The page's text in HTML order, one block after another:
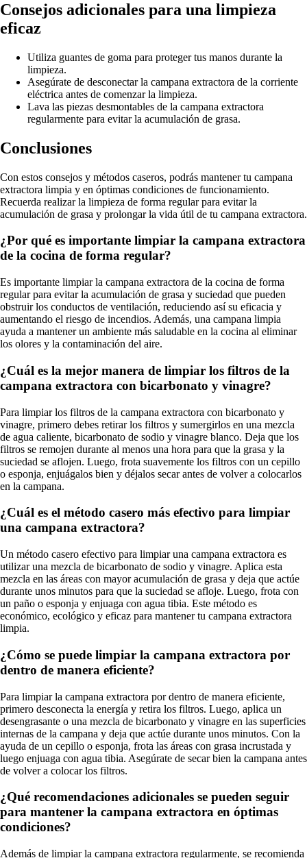
Consejos adicionales para una limpieza
eficaz
Utiliza guantes de goma para proteger tus manos durante la
limpieza.
Asegúrate de desconectar la campana extractora de la corriente
eléctrica antes de comenzar la limpieza.
Lava las piezas desmontables de la campana extractora
regularmente para evitar la acumulación de grasa.
Conclusiones
Con estos consejos y métodos caseros, podrás mantener tu campana
extractora limpia y en óptimas condiciones de funcionamiento.
Recuerda realizar la limpieza de forma regular para evitar la
acumulación de grasa y prolongar la vida útil de tu campana extractora.
¿Por qué es importante limpiar la campana extractora
de la cocina de forma regular?
Es importante limpiar la campana extractora de la cocina de forma
regular para evitar la acumulación de grasa y suciedad que pueden
obstruir los conductos de ventilación, reduciendo así su eficacia y
aumentando el riesgo de incendios. Además, una campana limpia
ayuda a mantener un ambiente más saludable en la cocina al eliminar
los olores y la contaminación del aire.
¿Cuál es la mejor manera de limpiar los filtros de la
campana extractora con bicarbonato y vinagre?
Para limpiar los filtros de la campana extractora con bicarbonato y
vinagre, primero debes retirar los filtros y sumergirlos en una mezcla
de agua caliente, bicarbonato de sodio y vinagre blanco. Deja que los
filtros se remojen durante al menos una hora para que la grasa y la
suciedad se aflojen. Luego, frota suavemente los filtros con un cepillo
o esponja, enjuágalos bien y déjalos secar antes de volver a colocarlos
en la campana.
¿Cuál es el método casero más efectivo para limpiar
una campana extractora?
Un método casero efectivo para limpiar una campana extractora es
utilizar una mezcla de bicarbonato de sodio y vinagre. Aplica esta
mezcla en las áreas con mayor acumulación de grasa y deja que actúe
durante unos minutos para que la suciedad se afloje. Luego, frota con
un paño o esponja y enjuaga con agua tibia. Este método es
económico, ecológico y eficaz para mantener tu campana extractora
limpia.
¿Cómo se puede limpiar la campana extractora por
dentro de manera eficiente?
Para limpiar la campana extractora por dentro de manera eficiente,
primero desconecta la energía y retira los filtros. Luego, aplica un
desengrasante o una mezcla de bicarbonato y vinagre en las superficies
internas de la campana y deja que actúe durante unos minutos. Con la
ayuda de un cepillo o esponja, frota las áreas con grasa incrustada y
luego enjuaga con agua tibia. Asegúrate de secar bien la campana antes
de volver a colocar los filtros.
¿Qué recomendaciones adicionales se pueden seguir
para mantener la campana extractora en óptimas
condiciones?
Además de limpiar la campana extractora regularmente, se recomienda